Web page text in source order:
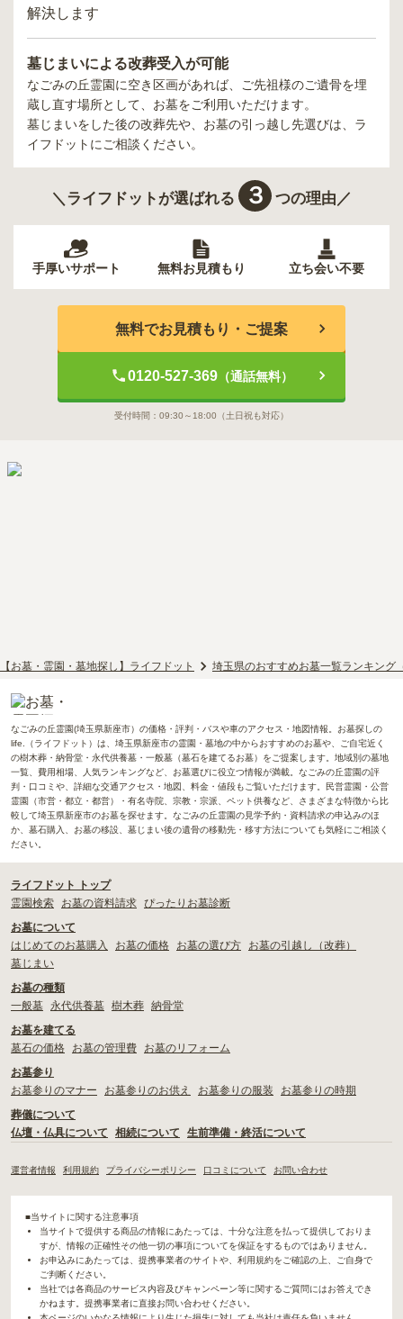
解決します
墓じまいによる改葬受入が可能
なごみの丘霊園に空き区画があれば、ご先祖様のご遺骨を埋
蔵し直す場所として、お墓をご利用いただけます。
墓じまいをした後の改葬先や、お墓の引っ越し先選びは、ラ
イフドットにご相談ください。
＼ライフドットが選ばれる ３ つの理由／
手厚いサポート 無料お見積もり 立ち会い不要
無料でお見積もり・ご提案
0120-527-369（通話無料）
受付時間： 09:30～18:00 （土日祝も対応）
【お墓・霊園・墓地探し】ライフドット 埼玉県のおすすめお墓一覧ランキング
なごみの丘霊園(埼玉県新座市）の価格・評判・バスや車のアクセス・地図情報。お墓探しの
life.（ライフドット）は、埼玉県新座市の霊園・墓地の中からおすすめのお墓や、ご自宅近く
の樹木葬・納骨堂・永代供養墓・一般墓（墓石を建てるお墓）をご提案します。地域別の墓地
一覧、費用相場、人気ランキングなど、お墓選びに役立つ情報が満載。なごみの丘霊園の評
判・口コミや、詳細な交通アクセス・地図、料金・値段もご覧いただけます。民営霊園・公営
霊園（市営・都立・都営）・有名寺院、宗教・宗派、ペット供養など、さまざまな特徴から比
較して埼玉県新座市のお墓を探せます。なごみの丘霊園の見学予約・資料請求の申込みのほ
か、墓石購入、お墓の移設、墓じまい後の遺骨の移動先・移す方法についても気軽にご相談く
ださい。
ライフドット トップ
霊園検索
お墓の資料請求 ぴったりお墓診断
お墓について
はじめてのお墓購入
お墓の価格 お墓の選び方
お墓の引越し（改葬）
墓じまい
お墓の種類
一般墓
永代供養墓 樹木葬 納骨堂
お墓を建てる
墓石の価格
お墓の管理費
お墓のリフォーム
お墓参り
お墓参りのマナー
お墓参りのお供え お墓参りの服装
お墓参りの時期
葬儀について
仏壇・仏具について
相続について 生前準備・終活について
運営者情報 利用規約 プライバシーポリシー 口コミについて お問い合わせ
■当サイトに関する注意事項
当サイトで提供する商品の情報にあたっては、十分な注意を払って提供しておりま
すが、情報の正確性その他一切の事項についてを保証をするものではありません。
お申込みにあたっては、提携事業者のサイトや、利用規約をご確認の上、ご自身で
ご判断ください。
当社では各商品のサービス内容及びキャンペーン等に関するご質問にはお答えでき
かねます。提携事業者に直接お問い合わせください。